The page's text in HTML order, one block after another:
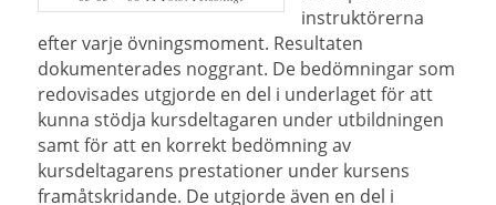
instruktörerna
efter varje övningsmoment. Resultaten
dokumenterades noggrant. De bedömningar som
redovisades utgjorde en del i underlaget för att
kunna stödja kursdeltagaren under utbildningen
samt för att en korrekt bedömning av
kursdeltagarens prestationer under kursens
framåtskridande. De utgjorde även en del i